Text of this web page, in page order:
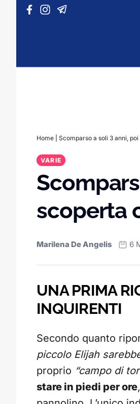
Vai al contenuto
Home Scomparso a soli 3 anni,
VARIE
scoperta
Marilena De Angelis 6
UNA PRIMA
INQUIRENTI
Secondo quanto
piccolo Elijah
proprio “campo di
stare in piedi per ore